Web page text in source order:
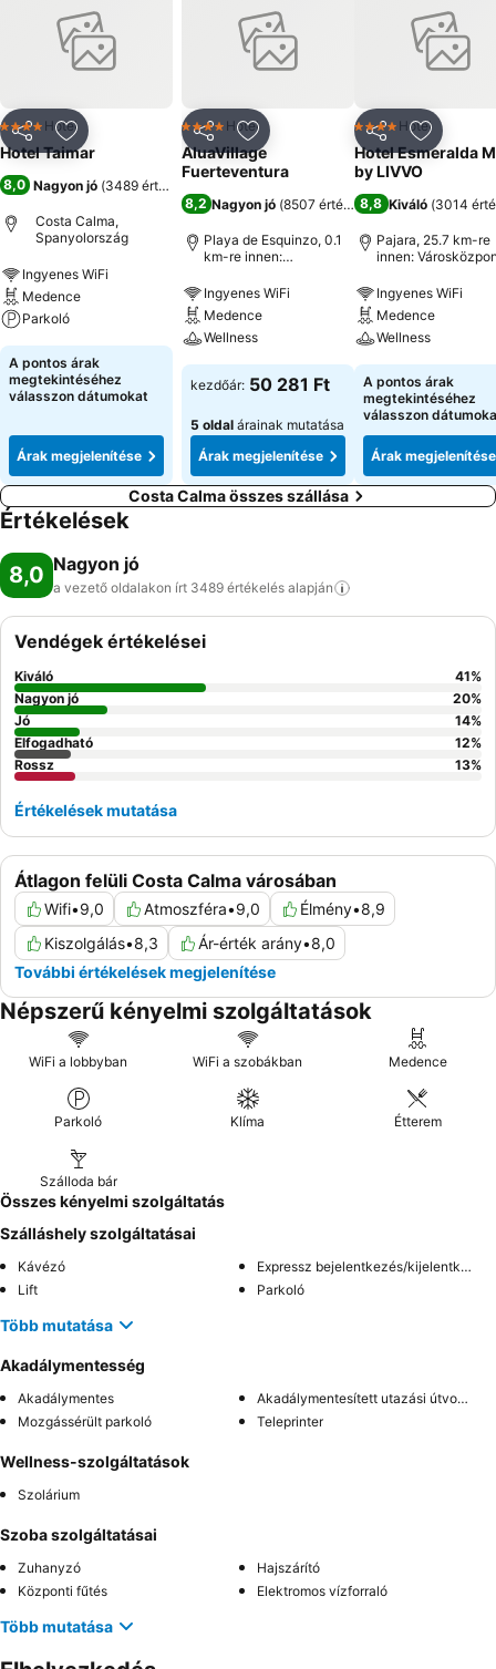
MegosztásHozzáadás a kedvencekhez
4 Kategória
Hotel
Hotel Taimar
8,0 Nagyon jó (3489 értékelés
Costa Calma,
Spanyolország
Ingyenes WiFi
Medence
Parkoló
A pontos árak
megtekintéséhez
válasszon dátumokat
Árak megjelenítése
MegosztásHozzáadás a kedvencekhez
4 Kategória
Hotel
AluaVillage
Fuerteventura
8,2 Nagyon jó (8507 értékelés)
Playa de Esquinzo, 0.1
km-re innen:
Ingyenes WiFi
Medence
Wellness
kezdőár: 50 281 Ft
5 oldal árainak mutatása
Árak megjelenítése
Megosztás
4 Kategória
Hotel
Hotel Esmeralda
by LIVVO
8,8 Kiváló (3014
Pajara, 25.7 km-re
innen:
Ingyenes WiFi
Medence
Wellness
A pontos árak
megtekintéséhez
válasszon
Árak megjelenítése
Costa Calma összes szállása
Értékelések
8,0 Nagyon jó
a vezető oldalakon írt 3489 értékelés alapján
Átlagon felüli Costa Calma városában
Wifi•9,0 Atmoszféra•9,0 Élmény•8,9
Kiszolgálás•8,3 Ár-érték arány•8,0
További értékelések megjelenítése
Vendégek értékelései
Kiváló 41%
Nagyon jó
20%
Jó
14%
Elfogadható
12%
Rossz
13%
Értékelések mutatása
Népszerű kényelmi szolgáltatások
WiFi a lobbyban WiFi a szobákban Medence
Parkoló Klíma Étterem
Szálloda bár
Összes kényelmi szolgáltatás
Szálláshely szolgáltatásai
Kávézó
Expressz bejelentkezés/kijelentkezés
Lift
Parkoló
Több mutatása
Akadálymentesség
Akadálymentes
Akadálymentesített utazási útvonal
Mozgássérült parkoló
Teleprinter
Wellness-szolgáltatások
Szolárium
Szoba szolgáltatásai
Zuhanyzó
Hajszárító
Központi fűtés
Elektromos vízforraló
Több mutatása